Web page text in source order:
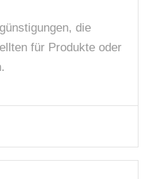
die
für Produkte oder